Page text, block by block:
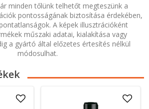
minden tőlünk telhetőt megteszünk a
pontosságának biztosítása érdekében,
A képek illusztrációként
műszaki adatai, kialakítása vagy
a gyártó által előzetes értesítés nélkül
módosulhat.